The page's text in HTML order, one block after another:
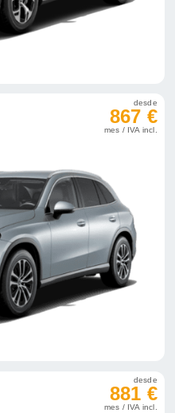
desde
867 €
mes / IVA incl.
desde
881 €
mes / IVA incl.